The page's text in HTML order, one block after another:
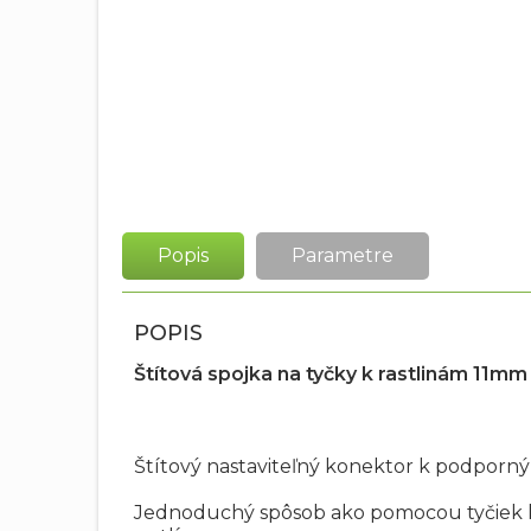
Popis Parametre
POPIS
Štítová spojka na tyčky k rastlinám
Štítový nastaviteľný konektor k
Jednoduchý spôsob ako pomocou